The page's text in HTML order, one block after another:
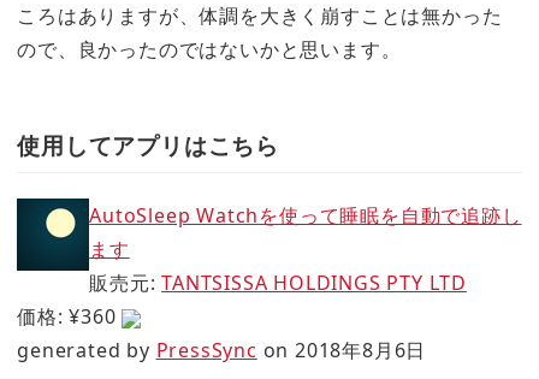
ころはありますが、体調を大きく崩すことは無かった
ので、良かったのではないかと思います。
使用してアプリはこちら
AutoSleep Watchを使って睡眠を自動で追跡し
ます
販売元:TANTSISSA HOLDINGS PTY LTD
価格: ¥360
generated by PressSync on 2018年8月6日